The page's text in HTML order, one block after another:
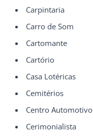
Carpintaria
Carro de Som
Cartomante
Cartório
Casa Lotéricas
Cemitérios
Centro Automotivo
Cerimonialista